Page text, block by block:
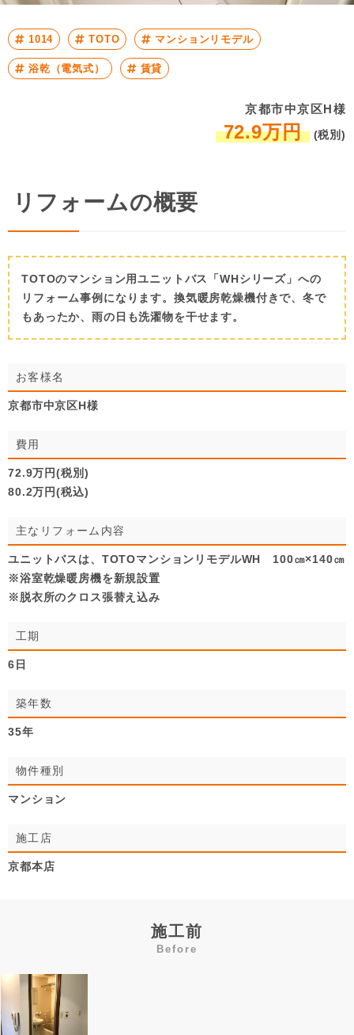
1014 TOTO マンションリモデル
浴乾（電気式） 賃貸
京都市中京区H様
72.9万円 (税別)
リフォームの概要
TOTOのマンション用ユニットバス「WHシリーズ」への
リフォーム事例になります。換気暖房乾燥機付きで、冬で
もあったか、雨の日も洗濯物を干せます。
お客様名
京都市中京区H様
費用
72.9万円(税別)
80.2万円(税込)
主なリフォーム内容
ユニットバスは、TOTOマンションリモデルWH 100㎝×140㎝
※浴室乾燥暖房機を新規設置
※脱衣所のクロス張替え込み
工期
6日
築年数
35年
物件種別
マンション
施工店
京都本店
施工前
Before